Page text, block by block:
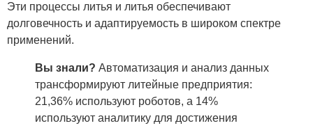
Эти процессы литья и литья обеспечивают
долговечность и адаптируемость в широком спектре
применений.
Вы знали? Автоматизация и анализ данных
трансформируют литейные предприятия:
21,36% используют роботов, а 14%
используют аналитику для достижения